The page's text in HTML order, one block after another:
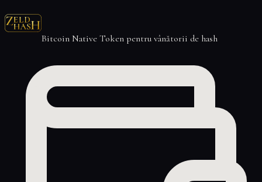
Bitcoin Native Token pentru vânătorii de hash